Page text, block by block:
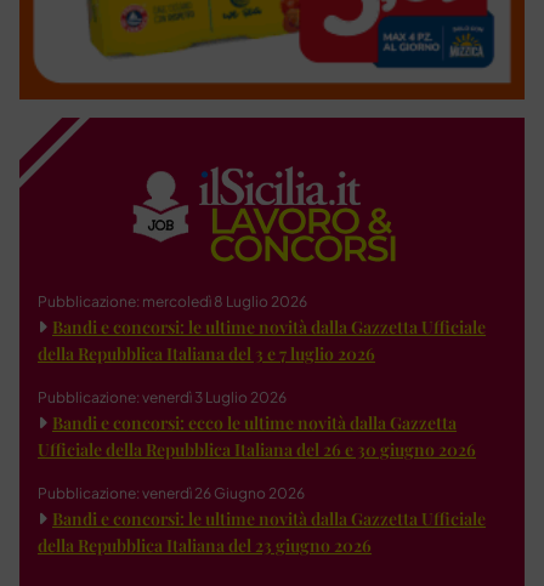
Pubblicazione: mercoledì 8 Luglio 2026
Bandi e concorsi: le ultime novità dalla Gazzetta Ufficiale
della Repubblica Italiana del 3 e 7 luglio 2026
Pubblicazione: venerdì 3 Luglio 2026
Bandi e concorsi: ecco le ultime novità dalla Gazzetta
Ufficiale della Repubblica Italiana del 26 e 30 giugno 2026
Pubblicazione: venerdì 26 Giugno 2026
Bandi e concorsi: le ultime novità dalla Gazzetta Ufficiale
della Repubblica Italiana del 23 giugno 2026